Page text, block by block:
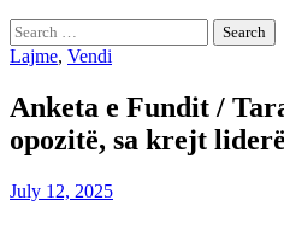
Search
for:
Lajme, Vendi
Anketa e Fundit /
opozitë, sa krejt
July 12, 2025